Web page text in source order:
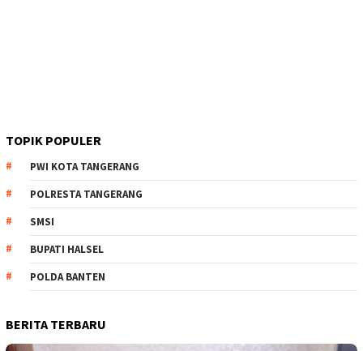
TOPIK POPULER
PWI KOTA TANGERANG
POLRESTA TANGERANG
SMSI
BUPATI HALSEL
POLDA BANTEN
BERITA TERBARU